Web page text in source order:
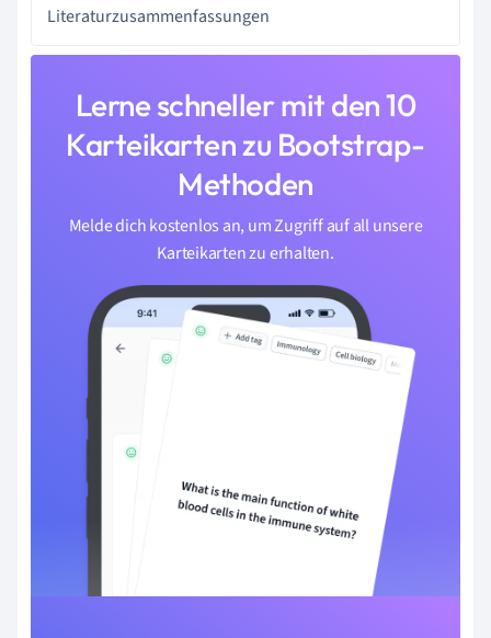
Literaturzusammenfassungen
Lerne schneller mit den 10
Karteikarten zu Bootstrap-
Methoden
Melde dich kostenlos an, um Zugriff auf all unsere
Karteikarten zu erhalten.